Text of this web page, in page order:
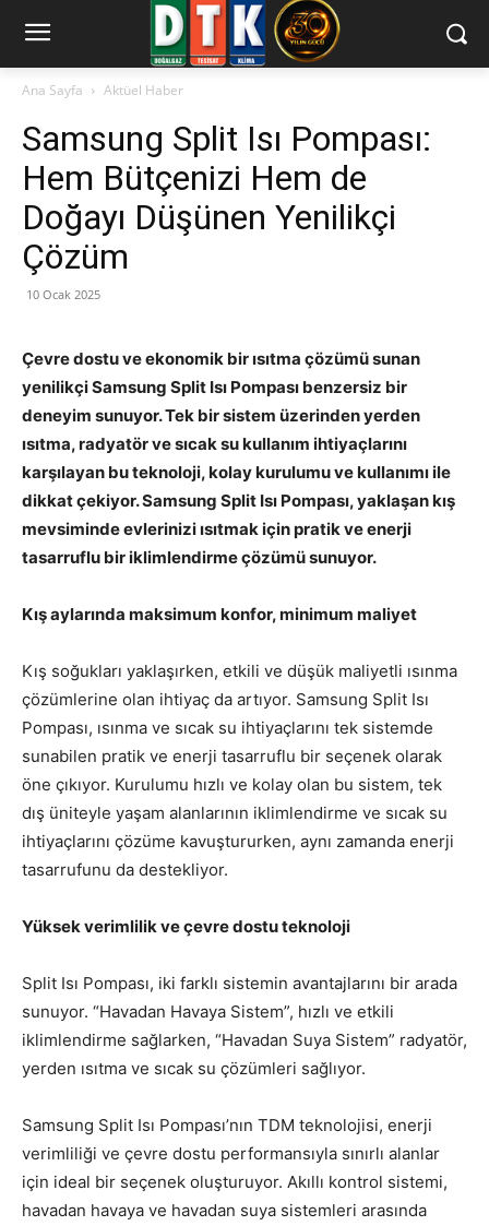
Ana Sayfa Aktüel Haber
Samsung Split Isı Pompası:
Hem Bütçenizi Hem de
Doğayı Düşünen Yenilikçi
Çözüm
10 Ocak 2025
Çevre dostu ve ekonomik bir ısıtma çözümü sunan
yenilikçi Samsung Split Isı Pompası benzersiz bir
deneyim sunuyor. Tek bir sistem üzerinden yerden
ısıtma, radyatör ve sıcak su kullanım ihtiyaçlarını
karşılayan bu teknoloji, kolay kurulumu ve kullanımı ile
dikkat çekiyor. Samsung Split Isı Pompası, yaklaşan kış
mevsiminde evlerinizi ısıtmak için pratik ve enerji
tasarruflu bir iklimlendirme çözümü sunuyor.
Kış aylarında maksimum konfor, minimum maliyet
Kış soğukları yaklaşırken, etkili ve düşük maliyetli ısınma
çözümlerine olan ihtiyaç da artıyor. Samsung Split Isı
Pompası, ısınma ve sıcak su ihtiyaçlarını tek sistemde
sunabilen pratik ve enerji tasarruflu bir seçenek olarak
öne çıkıyor. Kurulumu hızlı ve kolay olan bu sistem, tek
dış üniteyle yaşam alanlarının iklimlendirme ve sıcak su
ihtiyaçlarını çözüme kavuştururken, aynı zamanda enerji
tasarrufunu da destekliyor.
Yüksek verimlilik ve çevre dostu teknoloji
Split Isı Pompası, iki farklı sistemin avantajlarını bir arada
sunuyor. “Havadan Havaya Sistem”, hızlı ve etkili
iklimlendirme sağlarken, “Havadan Suya Sistem” radyatör,
yerden ısıtma ve sıcak su çözümleri sağlıyor.
Samsung Split Isı Pompası’nın TDM teknolojisi, enerji
verimliliği ve çevre dostu performansıyla sınırlı alanlar
için ideal bir seçenek oluşturuyor. Akıllı kontrol sistemi,
havadan havaya ve havadan suya sistemleri arasında